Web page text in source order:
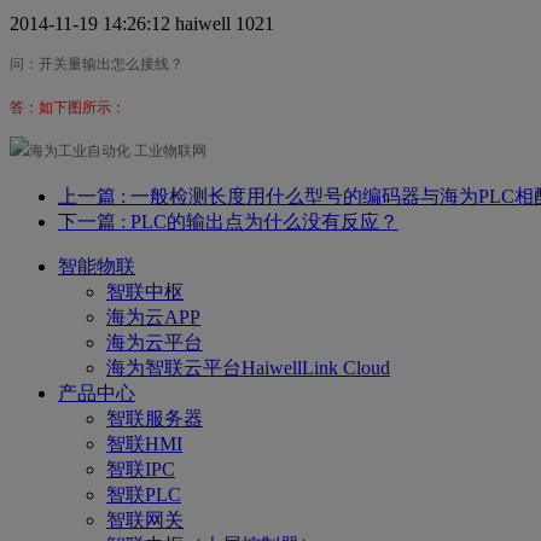
2014-11-19 14:26:12 haiwell 1021
问：开关量输出怎么接线？
答：如下图所示：
上一篇 : 一般检测长度用什么型号的编码器与海为PLC相
下一篇 : PLC的输出点为什么没有反应？
智能物联
智联中枢
海为云APP
海为云平台
海为智联云平台HaiwellLink Cloud
产品中心
智联服务器
智联HMI
智联IPC
智联PLC
智联网关